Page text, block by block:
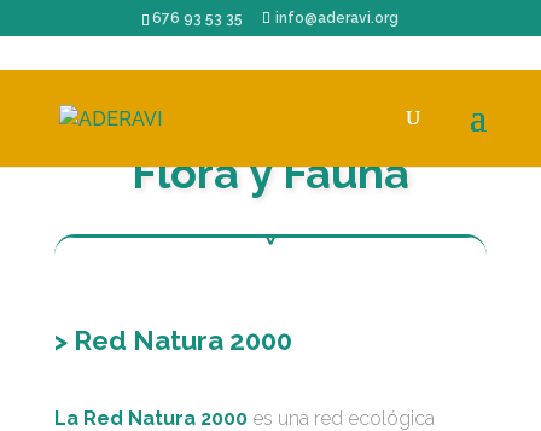
676 93 53 35 info@aderavi.org
Flora y Fauna
> Red Natura 2000
La Red Natura 2000es una red ecológica